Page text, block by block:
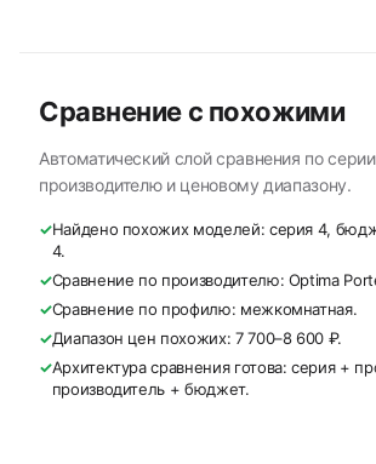
Сравнение с похожими
Автоматический слой сравнения по
производителю и ценовому диапазону.
✓Найдено похожих моделей: серия 4,
4.
✓Сравнение по производителю: Optima
✓Сравнение по профилю: межкомнатная.
✓Диапазон цен похожих: 7 700–8 600 ₽.
✓Архитектура сравнения готова: серия +
производитель + бюджет.